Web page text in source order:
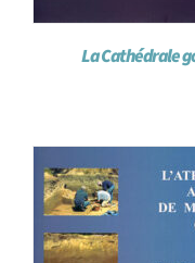
La Cathédrale